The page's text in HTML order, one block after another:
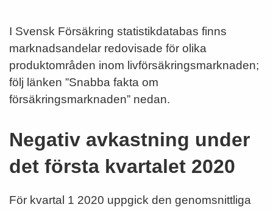
I Svensk Försäkring statistikdatabas finns
marknadsandelar redovisade för olika
produktområden inom livförsäkringsmarknaden;
följ länken ”Snabba fakta om
försäkringsmarknaden” nedan.
Negativ avkastning under
det första kvartalet 2020
För kvartal 1 2020 uppgick den genomsnittliga